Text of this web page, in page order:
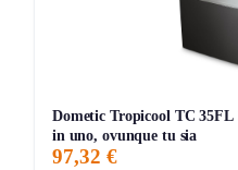
faticoso se usato a lungo in
Raramente, qualcuno ha
dal sensore, risolvibili con
Storico Prezzo
Dometic Tropicool TC
in uno, ovunque tu sia
97,32 €